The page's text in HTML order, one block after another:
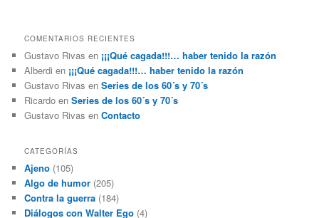
COMENTARIOS RECIENTES
Gustavo Rivas en ¡¡¡Qué cagada!!!… haber tenido la razón
Alberdi en ¡¡¡Qué cagada!!!… haber tenido la razón
Gustavo Rivas enSeries de los 60´s y 70´s
Ricardo enSeries de los 60´s y 70´s
Gustavo Rivas enContacto
CATEGORÍAS
Ajeno (105)
Algo de humor (205)
Contra la guerra (184)
Diálogos con Walter Ego (4)